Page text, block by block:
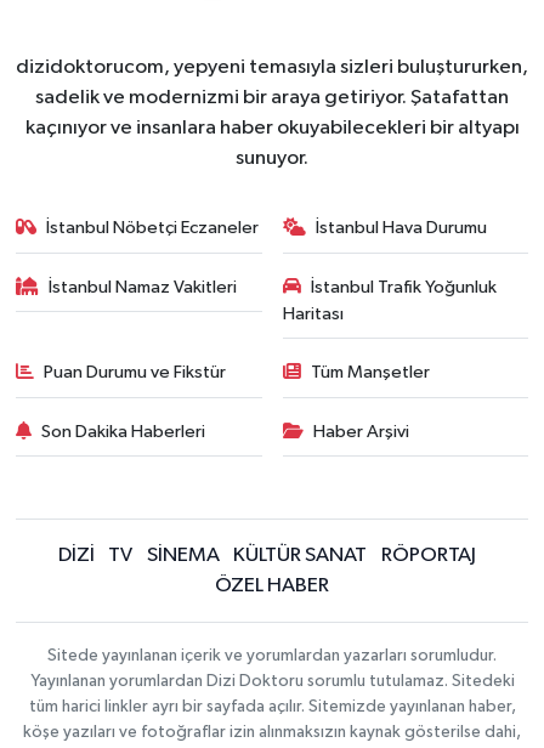
dizidoktorucom, yepyeni temasıyla sizleri buluştururken,
sadelik ve modernizmi bir araya getiriyor. Şatafattan
kaçınıyor ve insanlara haber okuyabilecekleri bir altyapı
sunuyor.
İstanbul Nöbetçi Eczaneler İstanbul Hava Durumu
İstanbul Namaz Vakitleri
İstanbul Trafik Yoğunluk
Haritası
Puan Durumu ve Fikstür Tüm Manşetler
Son Dakika Haberleri Haber Arşivi
DİZİ TV SİNEMA KÜLTÜR SANAT
RÖPORTAJ
ÖZEL HABER
Sitede yayınlanan içerik ve yorumlardan yazarları sorumludur.
Yayınlanan yorumlardan Dizi Doktoru sorumlu tutulamaz. Sitedeki
tüm harici linkler ayrı bir sayfada açılır. Sitemizde yayınlanan haber,
köşe yazıları ve fotoğraflar izin alınmaksızın kaynak gösterilse dahi,